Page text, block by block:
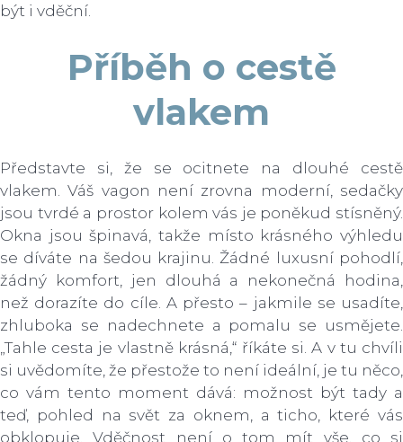
být i vděční.
Příběh o cestě
vlakem
Představte si, že se ocitnete na dlouhé cestě
vlakem. Váš vagon není zrovna moderní, sedačky
jsou tvrdé a prostor kolem vás je poněkud stísněný.
Okna jsou špinavá, takže místo krásného výhledu
se díváte na šedou krajinu. Žádné luxusní pohodlí,
žádný komfort, jen dlouhá a nekonečná hodina,
než dorazíte do cíle. A přesto – jakmile se usadíte,
zhluboka se nadechnete a pomalu se usmějete.
„Tahle cesta je vlastně krásná,“ říkáte si. A v tu chvíli
si uvědomíte, že přestože to není ideální, je tu něco,
co vám tento moment dává: možnost být tady a
teď, pohled na svět za oknem, a ticho, které vás
obklopuje. Vděčnost není o tom mít vše, co si